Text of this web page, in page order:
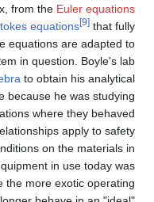
from the Euler equations
equations [9] that fully
equations are adapted to
in question. Boyle's lab
to obtain his analytical
because he was studying
where they behaved
apply to safety
on the materials in
in use today was
the more exotic operating